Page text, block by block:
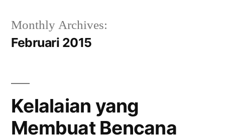
Monthly Archives:
Februari 2015
Kelalaian yang
Membuat Bencana